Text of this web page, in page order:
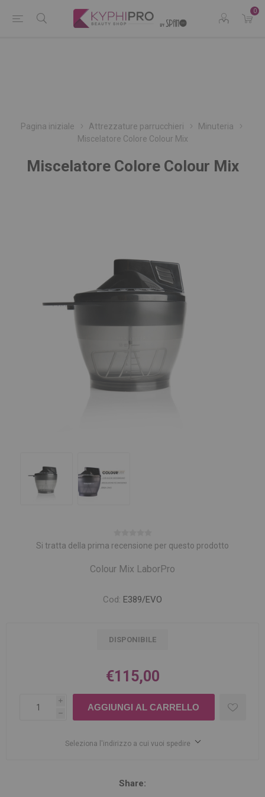
0
Pagina iniziale Attrezzature parrucchieri
Minuteria
Miscelatore Colore Colour Mix
Miscelatore Colore Colour Mix
Si tratta della prima recensione per questo prodotto
Colour Mix LaborPro
Cod: E389/EVO
DISPONIBILE
€115,00
i
h
Seleziona l'indirizzo a cui vuoi spedire
Share: